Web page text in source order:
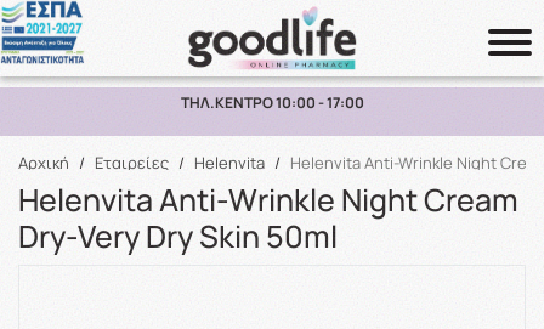
Αναζήτηση
ΠΑΡΑΛΑΒΗ ΑΠΟ ΤΟ ΚΑΤΑΣΤΗΜΑ ΑΝΩ ΤΩΝ 10€
Αρχική / Εταιρείες / Helenvita / Helenvita Anti-Wrinkle Night
Helenvita Anti-Wrinkle Night Cream
Dry-Very Dry Skin 50ml